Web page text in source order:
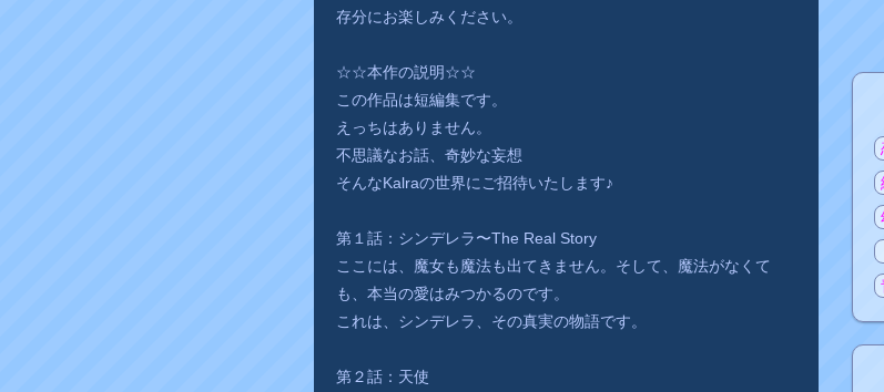
存分にお楽しみください。
☆☆本作の説明☆☆
この作品は短編集です。
えっちはありません。
不思議なお話、奇妙な妄想
そんなKalraの世界にご招待いたします♪
第１話：シンデレラ〜The Real Story
ここには、魔女も魔法も出てきません。そして、魔法がなくて
も、本当の愛はみつかるのです。
これは、シンデレラ、その真実の物語です。
第２話：天使